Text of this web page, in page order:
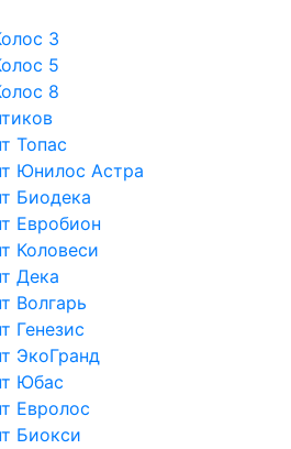
3
5
8
Топас
Юнилос Астра
Биодека
Евробион
Коловеси
Дека
Волгарь
Генезис
ЭкоГранд
Юбас
Евролос
Биокси